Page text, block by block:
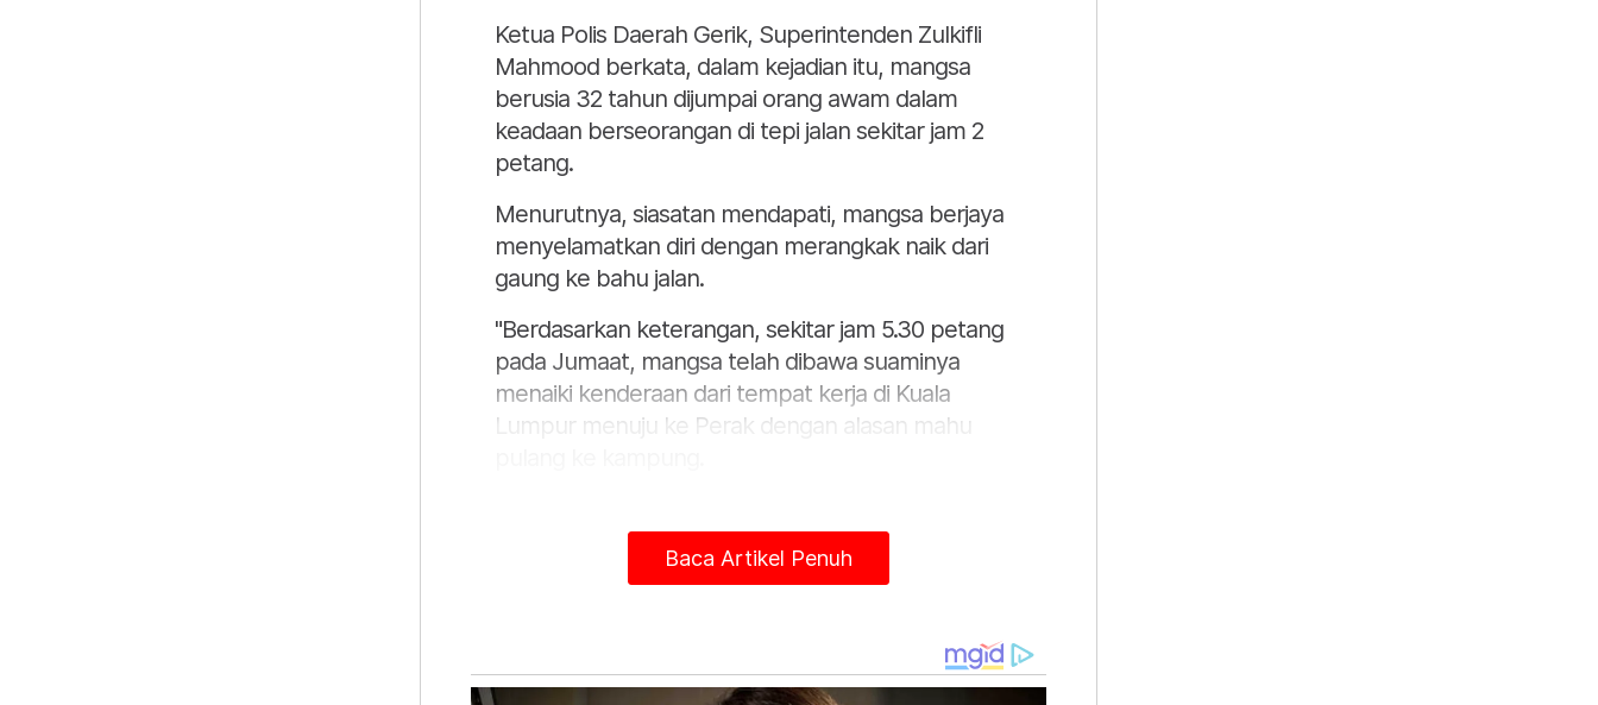
Ketua Polis Daerah Gerik, Superintenden Zulkifli
Mahmood berkata, dalam kejadian itu, mangsa
berusia 32 tahun dijumpai orang awam dalam
keadaan berseorangan di tepi jalan sekitar jam 2
petang.
Menurutnya, siasatan mendapati, mangsa berjaya
menyelamatkan diri dengan merangkak naik dari
gaung ke bahu jalan.
"Berdasarkan keterangan, sekitar jam 5.30 petang
pada Jumaat, mangsa telah dibawa suaminya
menaiki kenderaan dari tempat kerja di Kuala
Lumpur menuju ke Perak dengan alasan mahu
mulut mengakibatkan suspek memberhentikan
kereta dan bertindak mencekik leher serta
"Mangsa yang ketakutan keluar dari kereta, namun
Baca Artikel Penuh